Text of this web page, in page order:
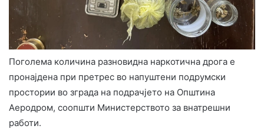
Поголема количина разновидна наркотична дрога е
пронајдена при претрес во напуштени подрумски
простории во зграда на подрачјето на Општина
Аеродром, соопшти Министерството за внатрешни
работи.